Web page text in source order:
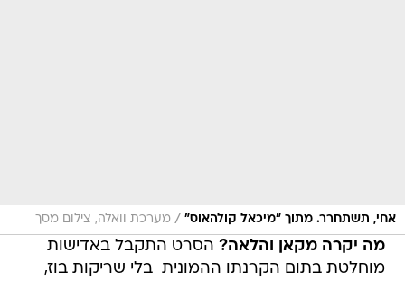
אחי, תשתחרר. מתוך "מיכאל קולהאוס" / מערכת וואלה, צילום מסך
מה יקרה מקאן והלאה? הסרט התקבל באדישות
מוחלטת בתום הקרנתו ההמונית  בלי שריקות בוז,